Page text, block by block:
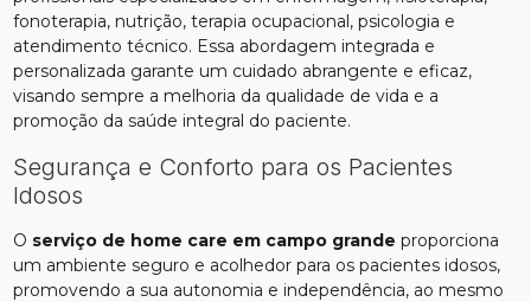
fonoterapia, nutrição, terapia ocupacional, psicologia e
atendimento técnico. Essa abordagem integrada e
personalizada garante um cuidado abrangente e eficaz,
visando sempre a melhoria da qualidade de vida e a
promoção da saúde integral do paciente.
Segurança e Conforto para os Pacientes
Idosos
O serviço de home care em campo grande proporciona
um ambiente seguro e acolhedor para os pacientes idosos,
promovendo a sua autonomia e independência, ao mesmo